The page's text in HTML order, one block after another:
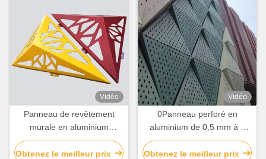
Vidéo
Panneau de revêtement
murale en aluminium
durable en tôle perforée
gravée sur mesure
Obtenez le meilleur prix
Vidéo
0Panneau perforé en
aluminium de 0,5 mm à 5
mm pour façade de bâtiment
résidentiel
Obtenez le meilleur prix